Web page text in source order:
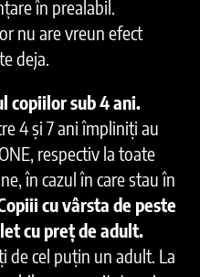
în prealabil.
nu are vreun efect
deja.
copiilor sub 4 ani.
4 și 7 ani împliniți au
respectiv la toate
în cazul în care stau în
cu vârsta de peste
cu preț de adult.
de cel puțin un adult. La